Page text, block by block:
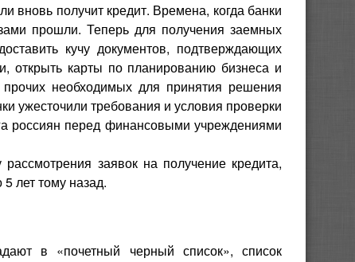
получит кредит. Времена, когда банки
прошли. Теперь для получения заемных
кучу документов, подтверждающих
открыть карты по планированию бизнеса и
прочих необходимых для принятия решения
ужесточили требования и условия проверки
россиян перед финансовыми учреждениями
заявок на получение кредита,
лет тому назад.
в «почетный черный список», список